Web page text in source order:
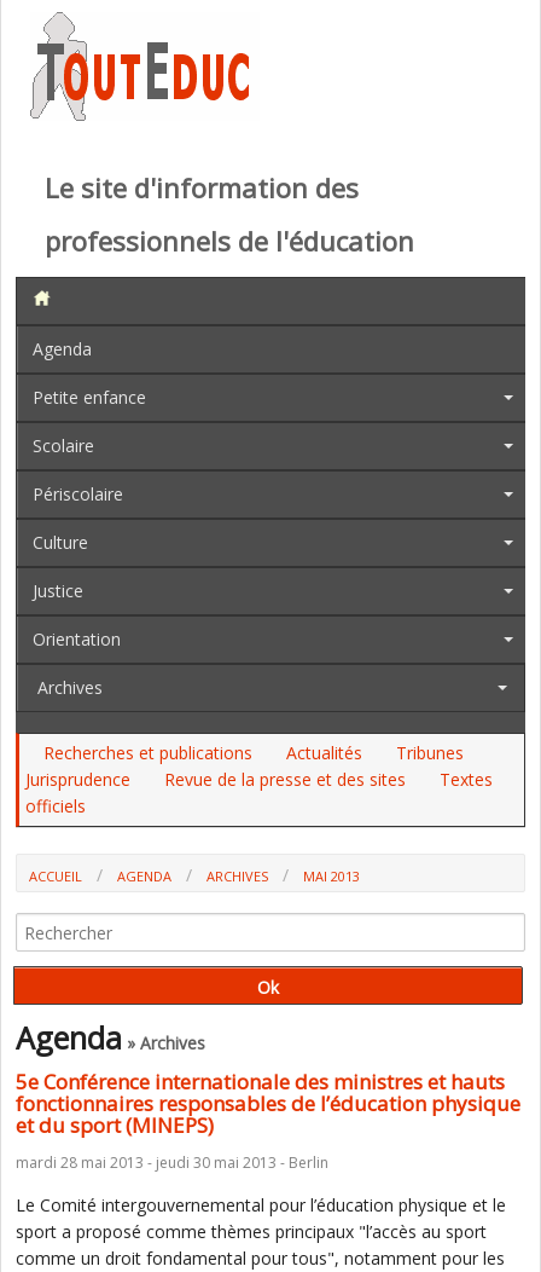
Le site d'information des
professionnels de l'éducation
Agenda
Petite enfance
Scolaire
Périscolaire
Culture
Justice
Orientation
Archives
Recherches et publications Actualités
Tribunes
Jurisprudence
Revue de la presse et des sites
Textes
officiels
ACCUEIL AGENDA ARCHIVES MAI 2013
Agenda » Archives
5e Conférence internationale des ministres et hauts
fonctionnaires responsables de l’éducation physique
et du sport (MINEPS)
mardi 28 mai 2013 - jeudi 30 mai 2013 - Berlin
Le Comité intergouvernemental pour l’éducation physique et le
sport a proposé comme thèmes principaux "l’accès au sport
comme un droit fondamental pour tous", notamment pour les